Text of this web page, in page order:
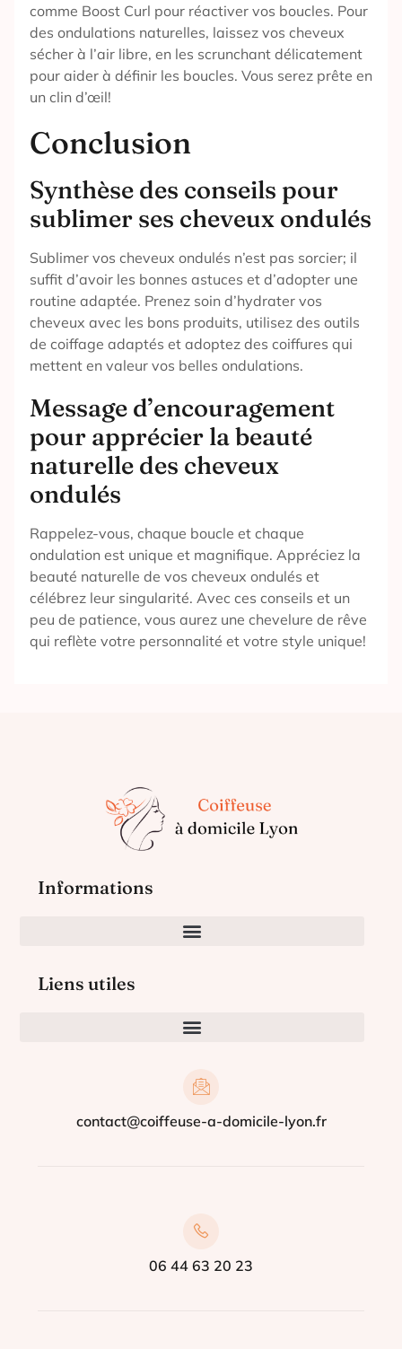
comme Boost Curl pour réactiver vos boucles. Pour
des ondulations naturelles, laissez vos cheveux
sécher à l’air libre, en les scrunchant délicatement
pour aider à définir les boucles. Vous serez prête en
un clin d’œil!
Conclusion
Synthèse des conseils pour
sublimer ses cheveux ondulés
Sublimer vos cheveux ondulés n’est pas sorcier; il
suffit d’avoir les bonnes astuces et d’adopter une
routine adaptée. Prenez soin d’hydrater vos
cheveux avec les bons produits, utilisez des outils
de coiffage adaptés et adoptez des coiffures qui
mettent en valeur vos belles ondulations.
Message d’encouragement
pour apprécier la beauté
naturelle des cheveux
ondulés
Rappelez-vous, chaque boucle et chaque
ondulation est unique et magnifique. Appréciez la
beauté naturelle de vos cheveux ondulés et
célébrez leur singularité. Avec ces conseils et un
peu de patience, vous aurez une chevelure de rêve
qui reflète votre personnalité et votre style unique!
Informations
Liens utiles
contact@coiffeuse-a-domicile-lyon.fr
06 44 63 20 23